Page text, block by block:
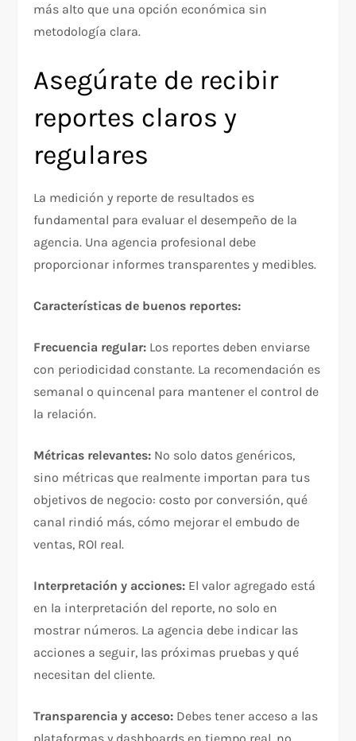
más alto que una opción económica sin
metodología clara.​
Asegúrate de recibir
reportes claros y
regulares
La medición y reporte de resultados es
fundamental para evaluar el desempeño de la
agencia. Una agencia profesional debe
proporcionar informes transparentes y medibles.​
Características de buenos reportes:
Frecuencia regular: Los reportes deben enviarse
con periodicidad constante. La recomendación es
semanal o quincenal para mantener el control de
la relación.​
Métricas relevantes: No solo datos genéricos,
sino métricas que realmente importan para tus
objetivos de negocio: costo por conversión, qué
canal rindió más, cómo mejorar el embudo de
ventas, ROI real.​
Interpretación y acciones: El valor agregado está
en la interpretación del reporte, no solo en
mostrar números. La agencia debe indicar las
acciones a seguir, las próximas pruebas y qué
necesitan del cliente.​
Transparencia y acceso: Debes tener acceso a las